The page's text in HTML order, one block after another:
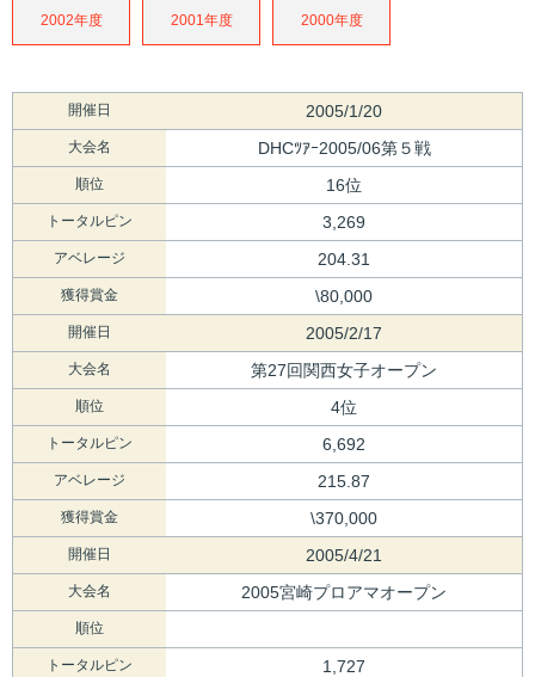
2002年度 2001年度 2000年度
開催日 2005/1/20
大会名 DHCﾂｱｰ2005/06第５戦
順位 16位
トータルピン 3,269
アベレージ 204.31
獲得賞金 \80,000
開催日 2005/2/17
大会名 第27回関西女子オープン
順位 4位
トータルピン 6,692
アベレージ 215.87
獲得賞金 \370,000
開催日 2005/4/21
大会名 2005宮崎プロアマオープン
順位
トータルピン 1,727